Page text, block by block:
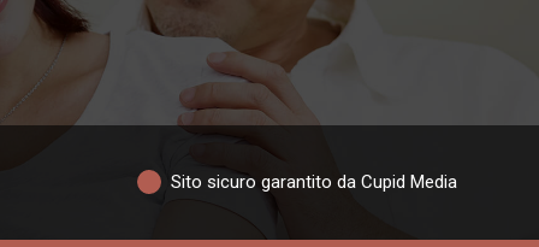
Sito sicuro garantito da Cupid Media